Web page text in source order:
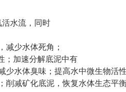
水流，同时
减少水体死角；
；加速分解底泥中有
少水体臭味；提高水中微生物活
削减矿化底泥，恢复水体生态平衡